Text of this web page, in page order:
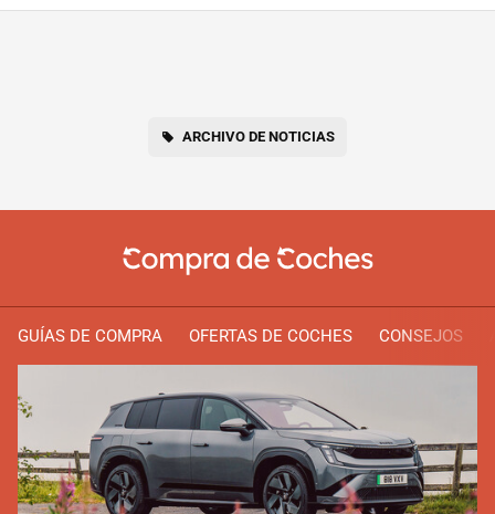
ARCHIVO DE NOTICIAS
GUÍAS DE COMPRA OFERTAS DE COCHES CONSEJOS